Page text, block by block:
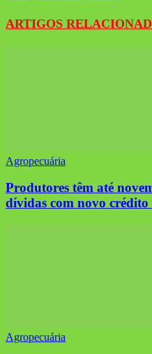
ARTIGOS
Agropecuária
Produtores têm até
dívidas com novo
Agropecuária